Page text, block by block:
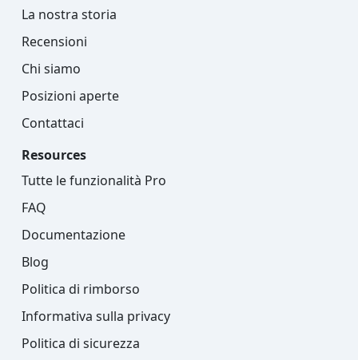
La nostra storia
Recensioni
Chi siamo
Posizioni aperte
Contattaci
Resources
Tutte le funzionalità Pro
FAQ
Documentazione
Blog
Politica di rimborso
Informativa sulla privacy
Politica di sicurezza